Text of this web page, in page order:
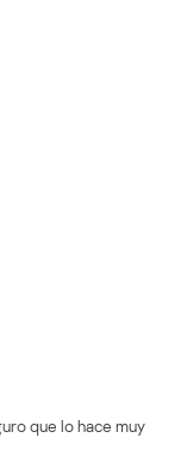
que lo hace muy